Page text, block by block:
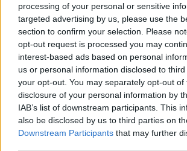
processing of your personal or sensitive
targeted advertising by us, please use the
section to confirm your selection. Please
opt-out request is processed you may
interest-based ads based on personal
us or personal information disclosed to
your opt-out. You may separately opt-out of
disclosure of your personal information by
IAB’s list of downstream participants. This
also be disclosed by us to third parties on
Downstream Participants that may further
AUTORE
Staff